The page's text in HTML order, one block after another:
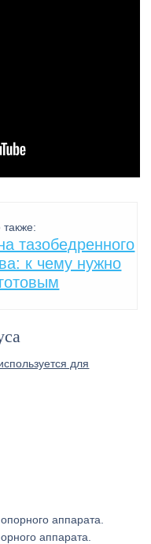
также:
тазобедренного
к чему нужно
для
аппарата.